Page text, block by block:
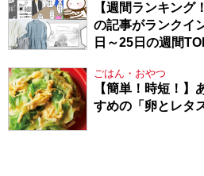
【週間ランキン
の記事がランクイ
日～25日の週間
ごはん・おやつ
【簡単！時短！】
すめの「卵とレタ